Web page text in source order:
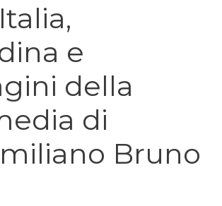
e
della
di
Bruno